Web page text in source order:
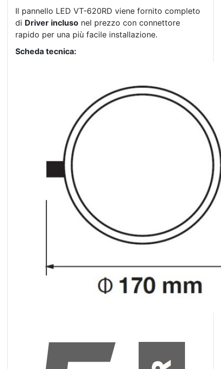
Il pannello LED VT-620RD viene fornito completo
di Driver incluso nel prezzo con connettore
rapido per una più facile installazione.
Scheda tecnica: